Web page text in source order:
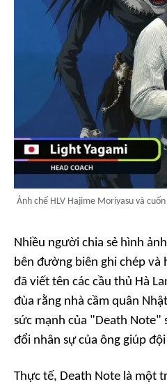
Ảnh chế HLV Hajime Moriyasu và
Nhiều người chia sẻ hình
bên đường biên ghi chép và
đã viết tên các cầu thủ Hà
đùa rằng nhà cầm quân
sức mạnh của "Death Note"
đổi nhân sự của ông giúp
Thực tế, Death Note là một